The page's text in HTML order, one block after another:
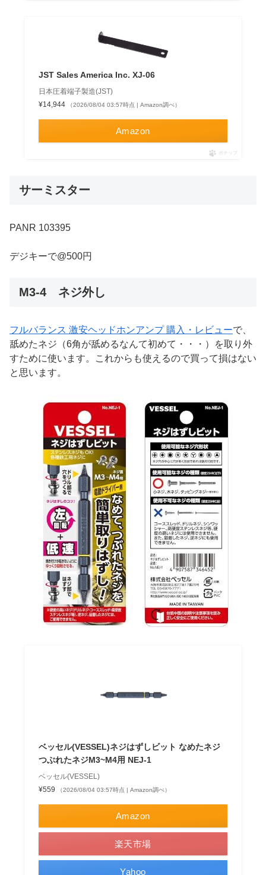
JST Sales America Inc. XJ-06
日本圧着端子製造(JST)
¥14,944
（2026/08/04 03:57時点 | Amazon調べ）
Amazon
ポチップ
サーミスター
PANR 103395
デジキーで@500円
M3-4 ネジ外し
フルバランス 激安ヘッドホンアンプ 購入・レビューで、
舐めたネジ（6角が舐めるなんて初めて・・・）を取り外
すために使います。これからも使えるので買って損はない
と思います。
ベッセル(VESSEL)ネジはずしビット なめたネジ
つぶれたネジM3~M4用 NEJ-1
ベッセル(VESSEL)
¥559
（2026/08/04 03:57時点 | Amazon調べ）
Amazon
楽天市場
Yahoo